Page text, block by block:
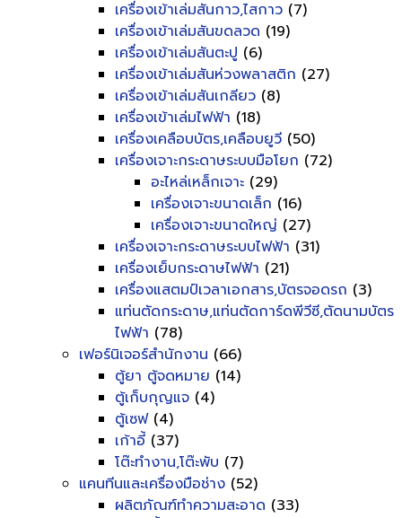
เครื่องเข้าเล่มสันกาว,ไสกาว (7)
เครื่องเข้าเล่มสันขดลวด (19)
เครื่องเข้าเล่มสันตะปู (6)
เครื่องเข้าเล่มสันห่วงพลาสติก (27)
เครื่องเข้าเล่มสันเกลียว (8)
เครื่องเข้าเล่มไฟฟ้า (18)
เครื่องเคลือบบัตร,เคลือบยูวี (50)
เครื่องเจาะกระดาษระบบมือโยก (72)
อะไหล่เหล็กเจาะ (29)
เครื่องเจาะขนาดเล็ก (16)
เครื่องเจาะขนาดใหญ่ (27)
เครื่องเจาะกระดาษระบบไฟฟ้า (31)
เครื่องเย็บกระดาษไฟฟ้า (21)
เครื่องแสตมป์เวลาเอกสาร,บัตรจอดรถ (3)
แท่นตัดกระดาษ,แท่นตัดการ์ดพีวีซี,ตัดนามบัตร
ไฟฟ้า (78)
เฟอร์นิเจอร์สำนักงาน (66)
ตู้ยา ตู้จดหมาย (14)
ตู้เก็บกุญแจ (4)
ตู้เซฟ(4)
เก้าอี้ (37)
โต๊ะทำงาน,โต๊ะพับ (7)
แคนทีนและเครื่องมือช่าง (52)
ผลิตภัณฑ์ทำความสะอาด (33)